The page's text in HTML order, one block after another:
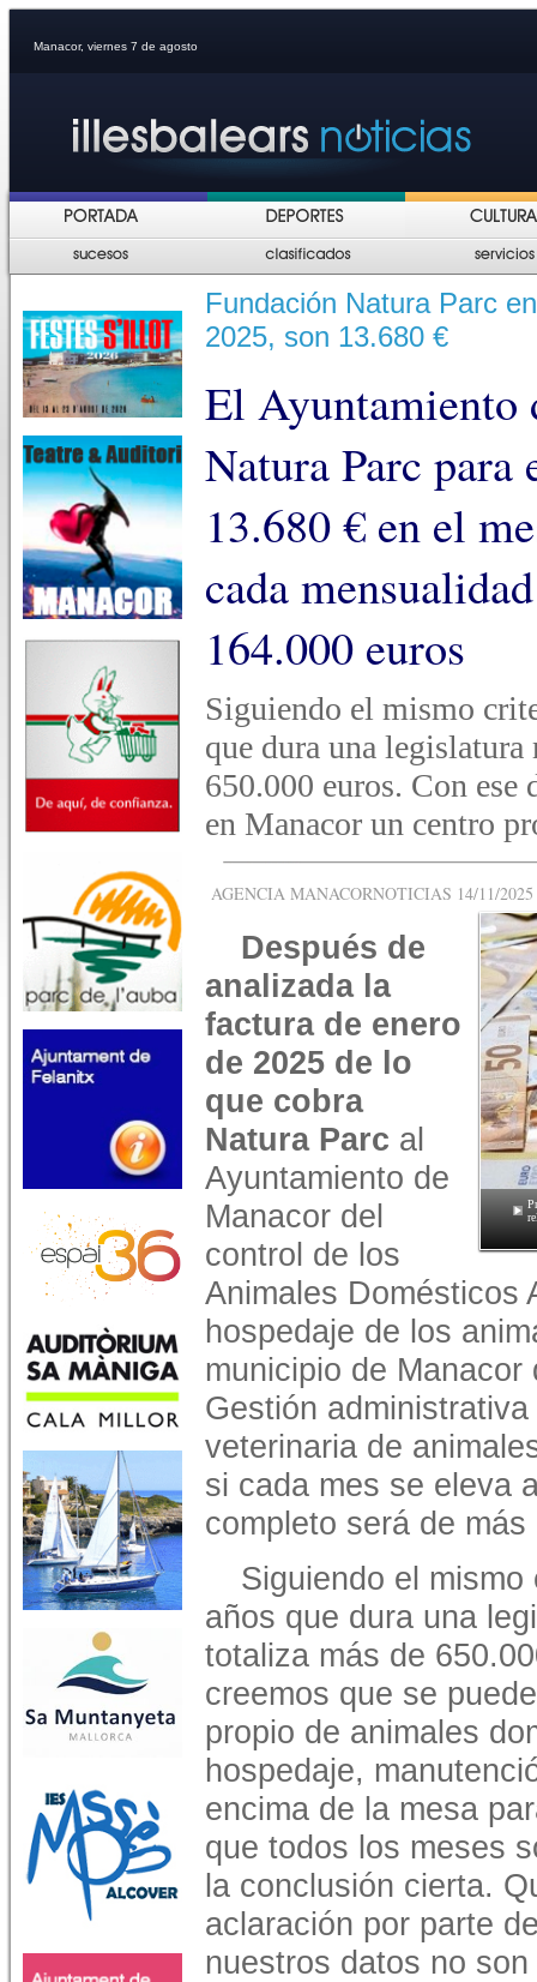
Manacor, viernes 7 de agosto
Fundación Natura Parc
2025, son 13.680 €
El Ayuntamiento
Natura Parc
13.680 € en el
cada
164.000 euros
Siguiendo el mismo
que dura una
650.000 euros. Con ese
en Manacor un centro
AGENCIA MANACORNOTICIAS 14/11/
Después de
analizada la
factura de enero
de 2025 de lo
que cobra
Natura Parc al
Ayuntamiento de
Manacor del
control de los
Animales Domésticos
hospedaje de los
municipio de
Gestión
veterinaria de
si cada mes se eleva
completo será de
Siguiendo el
años que dura una
totaliza más de
creemos que se
propio de animales
hospedaje,
encima de la mesa
que todos los meses
la conclusión cierta.
aclaración por parte
nuestros datos no